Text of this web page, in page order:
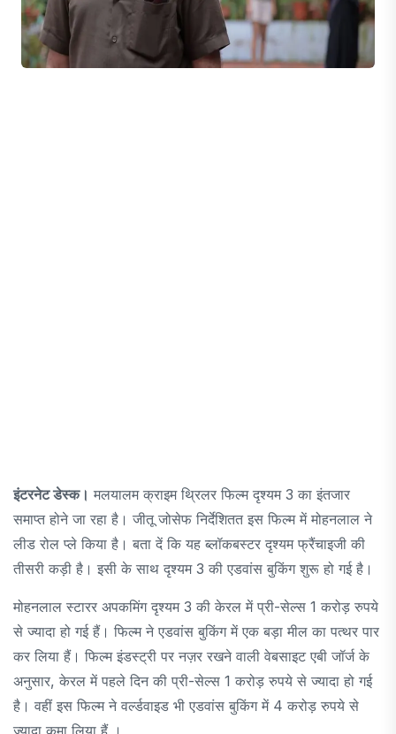
इंटरनेट डेस्क। मलयालम क्राइम थ्रिलर फिल्म दृश्यम 3 का इंतजार
समाप्त होने जा रहा है। जीतू जोसेफ निर्देशितत इस फिल्म में मोहनलाल ने
लीड रोल प्ले किया है। बता दें कि यह ब्लॉकबस्टर दृश्यम फ्रैंचाइजी की
तीसरी कड़ी है। इसी के साथ दृश्यम 3 की एडवांस बुकिंग शुरू हो गई है।
मोहनलाल स्टारर अपकमिंग दृश्यम 3 की केरल में प्री-सेल्स 1 करोड़ रुपये
से ज्यादा हो गई हैं। फिल्म ने एडवांस बुकिंग में एक बड़ा मील का पत्थर पार
कर लिया हैं। फिल्म इंडस्ट्री पर नज़र रखने वाली वेबसाइट एबी जॉर्ज के
अनुसार, केरल में पहले दिन की प्री-सेल्स 1 करोड़ रुपये से ज्यादा हो गई
है। वहीं इस फिल्म ने वर्ल्डवाइड भी एडवांस बुकिंग में 4 करोड़ रुपये से
ज्यादा कमा लिया हैं ।